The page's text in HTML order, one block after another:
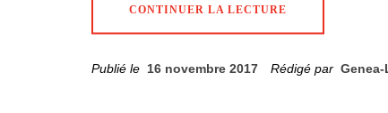
CONTINUER LA LECTURE
Publié le 16 novembre 2017 Rédigé par